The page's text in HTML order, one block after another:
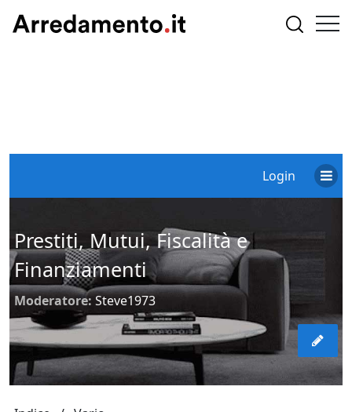
Login
Prestiti, Mutui, Fiscalità e
Finanziamenti
Moderatore: Steve1973